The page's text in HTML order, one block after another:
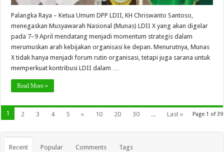
Palangka Raya – Ketua Umum DPP LDII, KH Chriswanto Santoso,
menegaskan Musyawarah Nasional (Munas) LDII X yang akan digelar
pada 7–9 April mendatang menjadi momentum strategis dalam
merumuskan arah kebijakan organisasi ke depan. Menurutnya, Munas
X tidak hanya menjadi forum rutin organisasi, tetapi juga sarana untuk
memperkuat kontribusi LDII dalam …
Read More »
Page 1 of 39
1 2 3 4 5 » 10 20 30 ... Last »
Recent Popular Comments Tags